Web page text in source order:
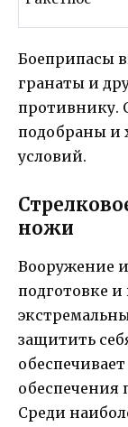
Боеприпасы
гранаты и
противнику.
подобраны и
условий.
ножи
Вооружение
подготовке
защитить
Среди